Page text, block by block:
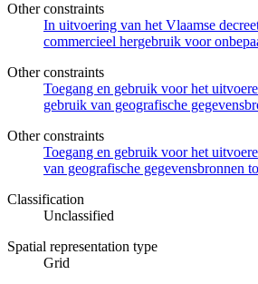
Other constraints
In uitvoering van het Vlaamse
commercieel hergebruik voor
Other constraints
Toegang en gebruik voor het
gebruik van geografische
Other constraints
Toegang en gebruik voor het
van geografische gegevensbronnen
Classification
Unclassified
Spatial representation type
Grid